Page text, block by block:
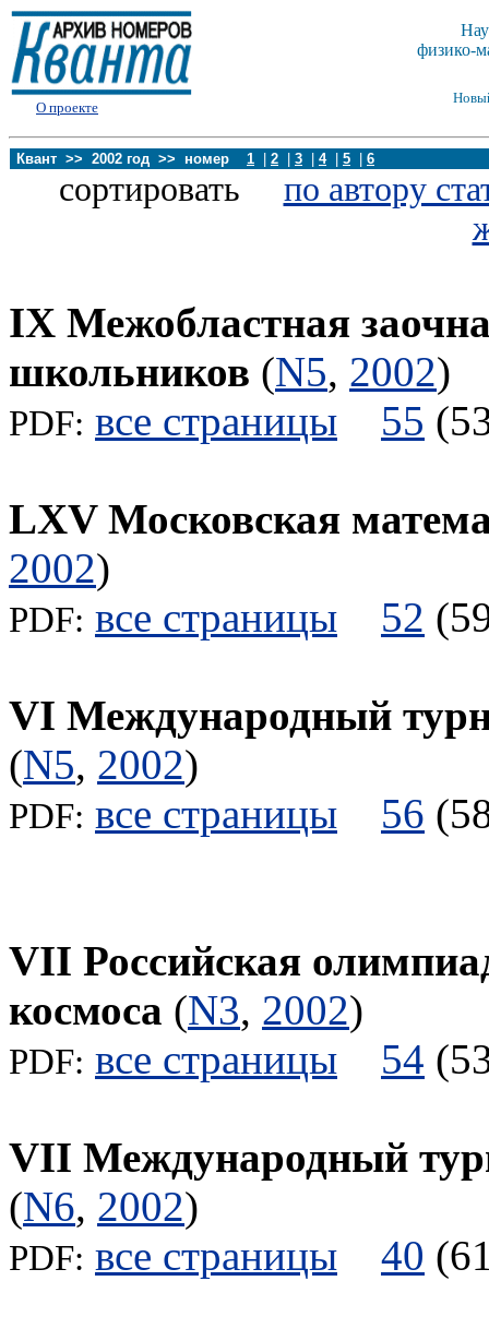
О проекте
физико-
Квант >> 2002 год >> номер 1 2 3 4 5 6
сортировать по автору
IX Межобластная
школьников (N5, 2002)
PDF: все страницы 55
LXV Московская
2002)
PDF: все страницы 52
VI Международный
(N5, 2002)
PDF: все страницы 56
VII Российская
космоса (N3, 2002)
PDF: все страницы 54
VII Международный
(N6, 2002)
PDF: все страницы 40